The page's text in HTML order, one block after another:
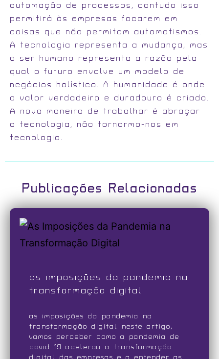
automação de processos, contudo isso
permitirá às empresas focarem em
coisas que não permitam automatismos.
A tecnologia representa a mudança, mas
o ser humano representa a razão pela
qual o futuro envolve um modelo de
negócios holístico. A humanidade é onde
o valor verdadeiro e duradouro é criado.
A nova maneira de trabalhar é abraçar
a tecnologia, não tornarmo-nos em
tecnologia.
Publicações Relacionadas
as imposições da pandemia na
transformação digital
as imposições da pandemia na
transformação digital neste artigo,
vamos perceber como a pandemia de
covid-19 acelerou a transformação
digital das empresas e a entender as